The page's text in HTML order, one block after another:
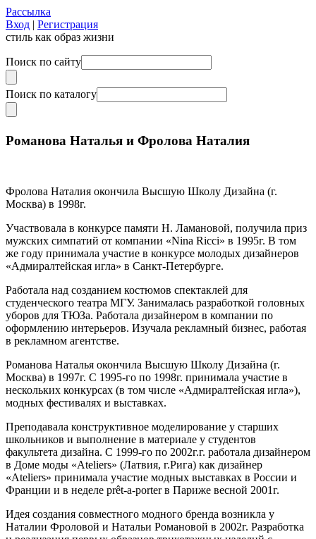
Рассылка
Вход | Регистрация
стиль как образ жизни
Поиск по сайту
Поиск по каталогу
Романова Наталья и Фролова Наталия
Фролова Наталия окончила Высшую Школу Дизайна (г.
Москва) в 1998г.
Участвовала в конкурсе памяти Н. Ламановой, получила приз
мужских симпатий от компании «Nina Ricci» в 1995г. В том
же году принимала участие в конкурсе молодых дизайнеров
«Адмиралтейская игла» в Санкт-Петербурге.
Работала над созданием костюмов спектаклей для
студенческого театра МГУ. Занималась разработкой головных
уборов для ТЮЗа. Работала дизайнером в компании по
оформлению интерьеров. Изучала рекламный бизнес, работая
в рекламном агентстве.
Романова Наталья окончила Высшую Школу Дизайна (г.
Москва) в 1997г. С 1995-го по 1998г. принимала участие в
нескольких конкурсах (в том числе «Адмиралтейская игла»),
модных фестивалях и выставках.
Преподавала конструктивное моделирование у старших
школьников и выполнение в материале у студентов
факультета дизайна. С 1999-го по 2002г.г. работала дизайнером
в Доме моды «Ateliers» (Латвия, г.Рига) как дизайнер
«Ateliers» принимала участие модных выставках в России и
Франции и в неделе prêt-a-porter в Париже весной 2001г.
Идея создания совместного модного бренда возникла у
Наталии Фроловой и Натальи Романовой в 2002г. Разработка